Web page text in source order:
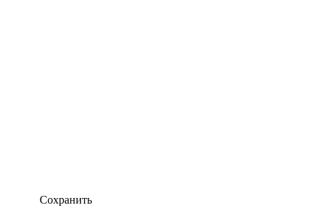
Сохранить